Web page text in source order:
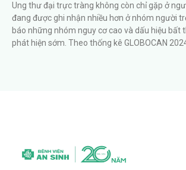
Ung thư đại trực tràng không còn chỉ gặp ở
đang được ghi nhận nhiều hơn ở nhóm người
báo những nhóm nguy cơ cao và dấu hiệu bất
phát hiện sớm. Theo thống kê GLOBOCAN